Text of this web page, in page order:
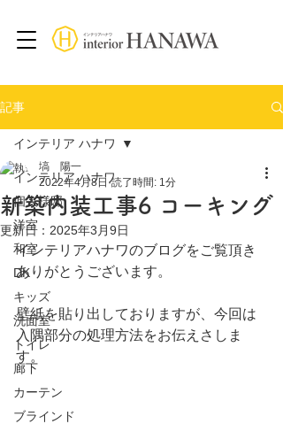
記事
インテリア ハナワ
個人様邸
洋室
和室
DK
キッズ
洗面室
トイレ
廊下
カーテン
ブラインド
インテリア ハナワ
新築内装工事6 コーキング
塙 陽一
2022年4月8日 読了時間: 1分
更新日： 2025年3月9日
インテリアハナワのブログをご覧頂き
ありがとうございます。
壁紙を貼り出しておりますが、今回は
入隅部分の処理方法をお伝えさしま
す。